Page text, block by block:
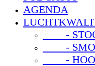
AGENDA
-
-
-